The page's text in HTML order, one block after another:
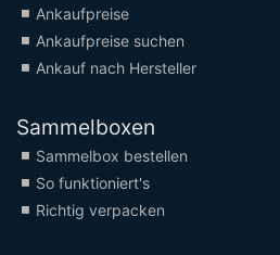
Ankaufpreise
Ankaufpreise suchen
Ankauf nach Hersteller
Sammelboxen
Sammelbox bestellen
So funktioniert's
Richtig verpacken